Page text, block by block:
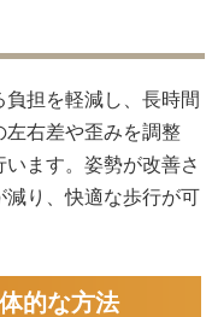
担を軽減し、長時間
左右差や歪みを調整
ます。姿勢が改善さ
り、快適な歩行が可
的な方法